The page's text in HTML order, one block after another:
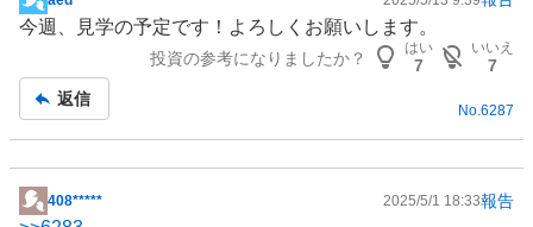
掲
示
事
今週、見学の予定です！よろしくお願いします。
投資の参考になりましたか？
はい
7
いいえ
7
返信
No.6287
掲
408***** 2025/5/1 18:33報告